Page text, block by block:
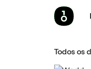
Todos os